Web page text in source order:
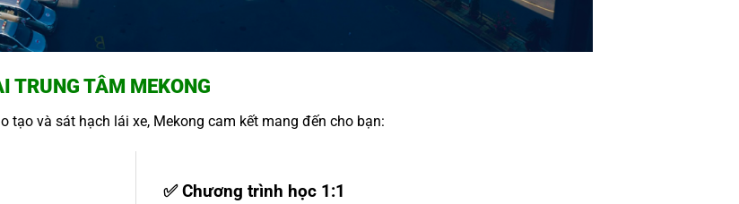
TRUNG TÂM MEKONG
và sát hạch lái xe, Mekong cam kết mang đến cho bạn:
✅ Chương trình học 1:1